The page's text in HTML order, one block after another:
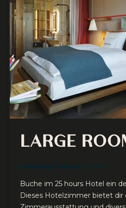
LARGE
timbaumg / Februar 9, 2025
Buche im 25 hours Hotel ein
Dieses Hotelzimmer bietet dir